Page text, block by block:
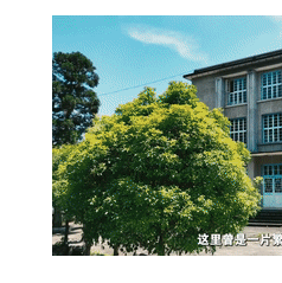
地方频道
北京 天津
辽宁 吉林
浙江 安徽
山东 河南